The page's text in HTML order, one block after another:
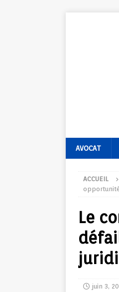
AVOCAT
ACCUEIL
Le
juin 3,